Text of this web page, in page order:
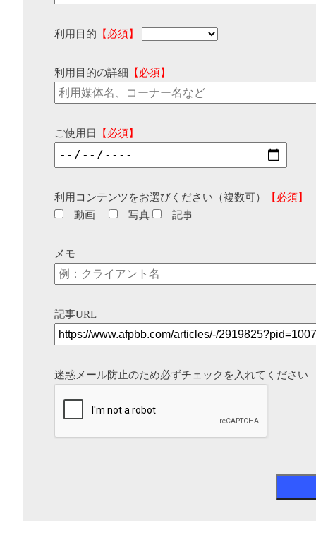
利用目的 【必須】
利用目的の詳細 【必須】
ご使用日 【必須】
利用コンテンツをお選びください（複数可）
【必須】
動画
写真 記事
メモ
記事URL
迷惑メール防止のため必ずチェックを入れてください